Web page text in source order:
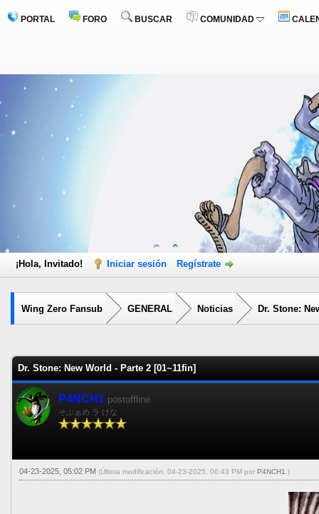
PORTAL FORO BUSCAR COMUNIDAD
¡Hola, Invitado! Iniciar sesión Regístrate
Wing Zero Fansub GENERAL Noticias Dr. Stone:
Dr. Stone: New World - Parte 2 [01~11fin]
P4NCH1 postoffline
そぶぁめ ラ けな
04-23-2025, 05:02 PM (Última modificación: 04-23-2025, 06:43 PM por P4NCH1 .)